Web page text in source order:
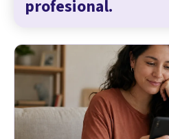
profesional.